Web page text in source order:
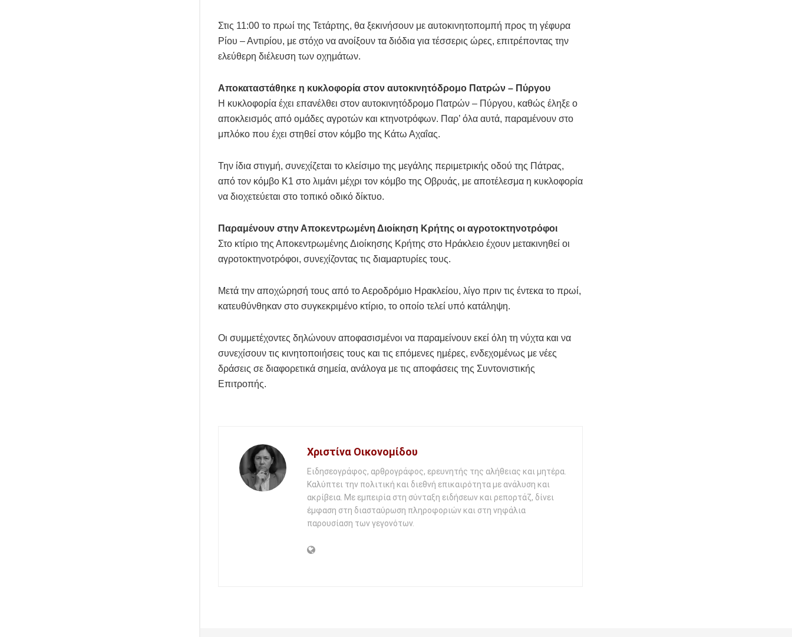
Στις 11:00 το πρωί της Τετάρτης, θα ξεκινήσουν με αυτοκινητοπομπή προς τη γέφυρα
Ρίου – Αντιρίου, με στόχο να ανοίξουν τα διόδια για τέσσερις ώρες, επιτρέποντας την
ελεύθερη διέλευση των οχημάτων.
Αποκαταστάθηκε η κυκλοφορία στον αυτοκινητόδρομο Πατρών – Πύργου
Η κυκλοφορία έχει επανέλθει στον αυτοκινητόδρομο Πατρών – Πύργου, καθώς έληξε ο
αποκλεισμός από ομάδες αγροτών και κτηνοτρόφων. Παρ’ όλα αυτά, παραμένουν στο
μπλόκο που έχει στηθεί στον κόμβο της Κάτω Αχαΐας.
Την ίδια στιγμή, συνεχίζεται το κλείσιμο της μεγάλης περιμετρικής οδού της Πάτρας,
από τον κόμβο Κ1 στο λιμάνι μέχρι τον κόμβο της Οβρυάς, με αποτέλεσμα η κυκλοφορία
να διοχετεύεται στο τοπικό οδικό δίκτυο.
Παραμένουν στην Αποκεντρωμένη Διοίκηση Κρήτης οι αγροτοκτηνοτρόφοι
Στο κτίριο της Αποκεντρωμένης Διοίκησης Κρήτης στο Ηράκλειο έχουν μετακινηθεί οι
αγροτοκτηνοτρόφοι, συνεχίζοντας τις διαμαρτυρίες τους.
Μετά την αποχώρησή τους από το Αεροδρόμιο Ηρακλείου, λίγο πριν τις έντεκα το πρωί,
κατευθύνθηκαν στο συγκεκριμένο κτίριο, το οποίο τελεί υπό κατάληψη.
Οι συμμετέχοντες δηλώνουν αποφασισμένοι να παραμείνουν εκεί όλη τη νύχτα και να
συνεχίσουν τις κινητοποιήσεις τους και τις επόμενες ημέρες, ενδεχομένως με νέες
δράσεις σε διαφορετικά σημεία, ανάλογα με τις αποφάσεις της Συντονιστικής
Επιτροπής.
Χριστίνα Οικονομίδου
Ειδησεογράφος, αρθρογράφος, ερευνητής της αλήθειας και μητέρα.
Καλύπτει την πολιτική και διεθνή επικαιρότητα με ανάλυση και
ακρίβεια. Με εμπειρία στη σύνταξη ειδήσεων και ρεπορτάζ, δίνει
έμφαση στη διασταύρωση πληροφοριών και στη νηφάλια
παρουσίαση των γεγονότων.